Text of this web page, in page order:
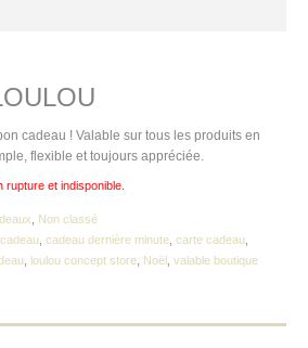
cadeau ! Valable sur tous les produits en
flexible et toujours appréciée.
et indisponible.
Non classé
cadeau dernière minute carte cadeau
loulou concept store Noël valable boutique